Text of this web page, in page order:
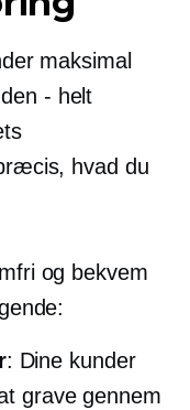
maksimal
- helt
hvad du
og bekvem
: Dine kunder
grave gennem